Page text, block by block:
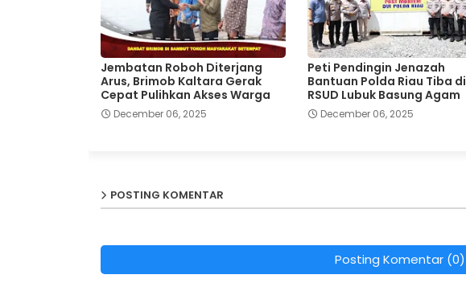
Jembatan Roboh Diterjang
Arus, Brimob Kaltara Gerak
Cepat Pulihkan Akses Warga
December 06, 2025
Peti Pendingin Jenazah
Bantuan Polda Riau Tiba di
RSUD Lubuk Basung Agam
December 06, 2025
POSTING KOMENTAR
Posting Komentar (0)